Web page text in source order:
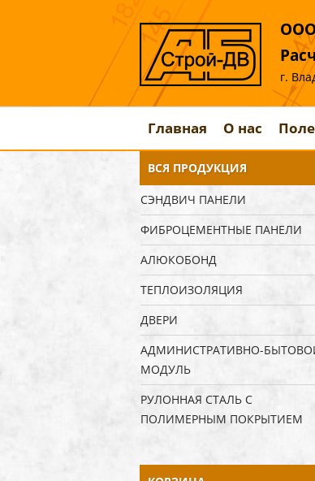
г.
Главная О нас
ВСЯ ПРОДУКЦИЯ
СЭНДВИЧ ПАНЕЛИ
ФИБРОЦЕМЕНТНЫЕ ПАНЕЛИ
АЛЮКОБОНД
ТЕПЛОИЗОЛЯЦИЯ
ДВЕРИ
АДМИНИСТРАТИВНО-
МОДУЛЬ
РУЛОННАЯ СТАЛЬ С
ПОЛИМЕРНЫМ ПОКРЫТИЕМ